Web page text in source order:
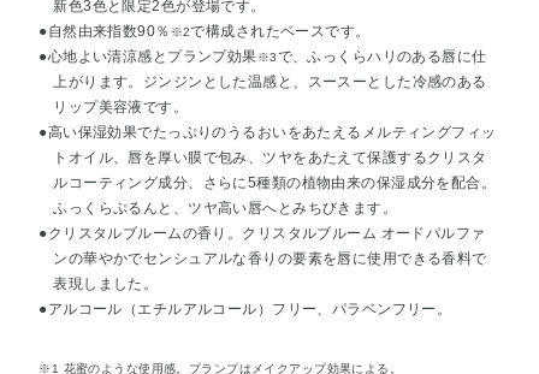
新色3色と限定2色が登場です。
●自然由来指数90％ ※2で構成されたベースです。
●心地よい清涼感とプランプ効果※3で、ふっくらハリのある唇に仕
上がります。ジンジンとした温感と、スースーとした冷感のある
リップ美容液です。
●高い保湿効果でたっぷりのうるおいをあたえるメルティングフィッ
トオイル、唇を厚い膜で包み、ツヤをあたえて保護するクリスタ
ルコーティング成分、さらに5種類の植物由来の保湿成分を配合。
ふっくらぷるんと、ツヤ高い唇へとみちびきます。
●クリスタルブルームの香り。クリスタルブルーム オードパルファ
ンの華やかでセンシュアルな香りの要素を唇に使用できる香料で
表現しました。
●アルコール（エチルアルコール）フリー、パラベンフリー。
※1 花蜜のような使用感。プランプはメイクアップ効果による。